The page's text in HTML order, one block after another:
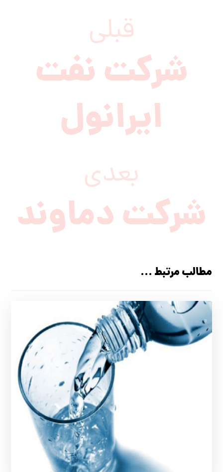
قبلی
شرکت نفت
ایرانول
بعدی
شرکت دماوند
مطالب مرتبط ...